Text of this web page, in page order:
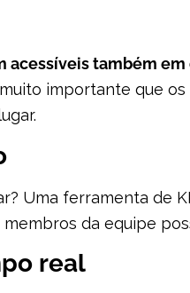
acessíveis também
importante que
Uma ferramenta de
da equipe
real